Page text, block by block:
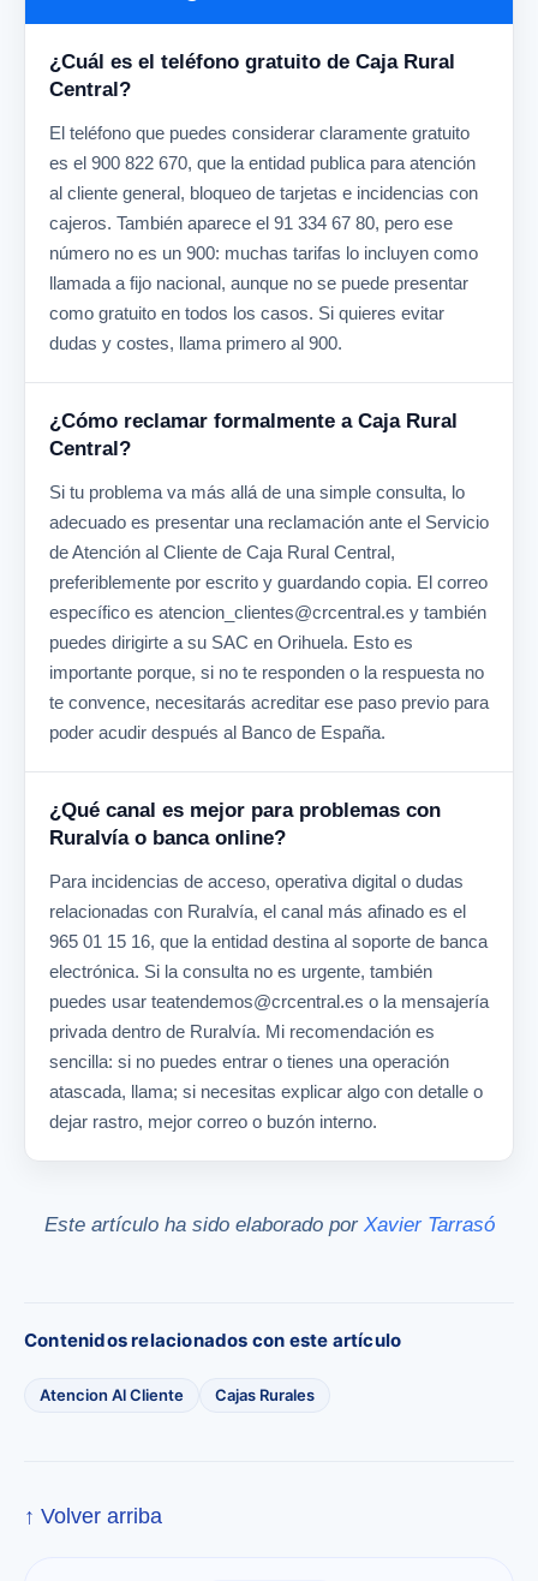
¿Cuál es el teléfono gratuito de Caja Rural
Central?
El teléfono que puedes considerar claramente gratuito
es el 900 822 670, que la entidad publica para atención
al cliente general, bloqueo de tarjetas e incidencias con
cajeros. También aparece el 91 334 67 80, pero ese
número no es un 900: muchas tarifas lo incluyen como
llamada a fijo nacional, aunque no se puede presentar
como gratuito en todos los casos. Si quieres evitar
dudas y costes, llama primero al 900.
¿Cómo reclamar formalmente a Caja Rural
Central?
Si tu problema va más allá de una simple consulta, lo
adecuado es presentar una reclamación ante el Servicio
de Atención al Cliente de Caja Rural Central,
preferiblemente por escrito y guardando copia. El correo
específico es atencion_clientes@crcentral.es y también
puedes dirigirte a su SAC en Orihuela. Esto es
importante porque, si no te responden o la respuesta no
te convence, necesitarás acreditar ese paso previo para
poder acudir después al Banco de España.
¿Qué canal es mejor para problemas con
Ruralvía o banca online?
Para incidencias de acceso, operativa digital o dudas
relacionadas con Ruralvía, el canal más afinado es el
965 01 15 16, que la entidad destina al soporte de banca
electrónica. Si la consulta no es urgente, también
puedes usar teatendemos@crcentral.es o la mensajería
privada dentro de Ruralvía. Mi recomendación es
sencilla: si no puedes entrar o tienes una operación
atascada, llama; si necesitas explicar algo con detalle o
dejar rastro, mejor correo o buzón interno.
Este artículo ha sido elaborado por Xavier Tarrasó
Contenidos relacionados con este artículo
Atencion Al Cliente Cajas Rurales
↑ Volver arriba